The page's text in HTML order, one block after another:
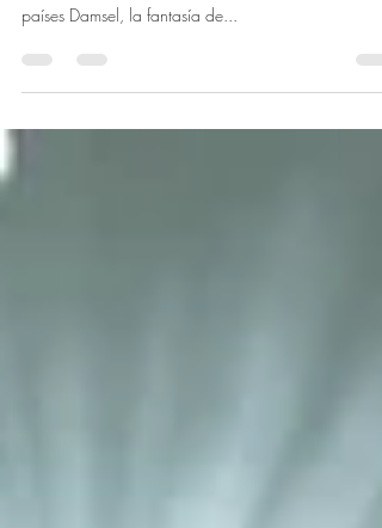
La película del canario Juan Carlos Fresnadillo se
países Damsel, la fantasía de...